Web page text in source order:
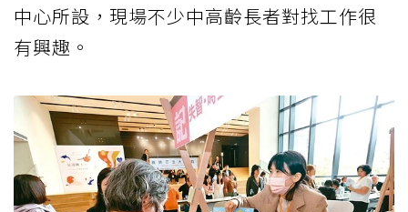
中心所設，現場不少中高齡長者對找工作很
有興趣。